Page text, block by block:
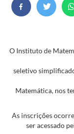
O Instituto de
seletivo
Matemática, nos
As inscrições
ser acessado